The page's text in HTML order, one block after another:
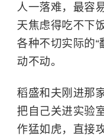
人一落难，最容
天焦虑得吃不下
各种不切实际的“
动不动。
稻盛和夫刚进那
把自己关进实验
作猛如虎，直接